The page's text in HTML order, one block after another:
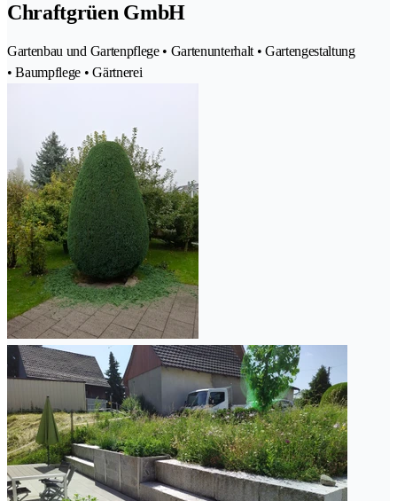
Chraftgrüen GmbH
Gartenbau und Gartenpflege • Gartenunterhalt • Gartengestaltung
• Baumpflege • Gärtnerei